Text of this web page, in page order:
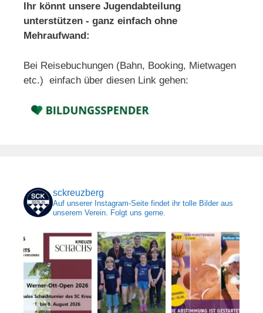
Ihr könnt unsere Jugendabteilung
unterstützen - ganz einfach ohne
Mehraufwand:
Bei Reisebuchungen (Bahn, Booking, Mietwagen
etc.) einfach über diesen Link gehen:
sckreuzberg
Auf unserer Instagram-Seite findet ihr tolle Bilder aus
unserem Verein. Folgt uns gerne.